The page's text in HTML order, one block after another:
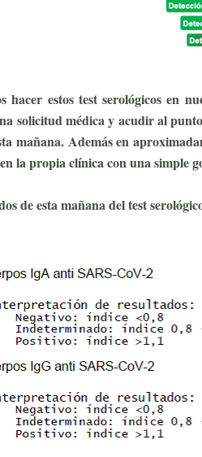
hacer estos test serológicos en
solicitud médica y acudir al
mañana. Además en
la propia clínica con una simple
de esta mañana del test